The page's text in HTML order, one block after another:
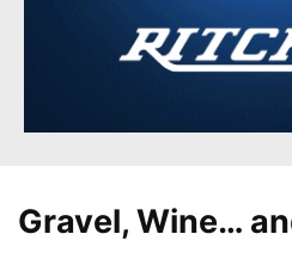
Gravel, Wine…